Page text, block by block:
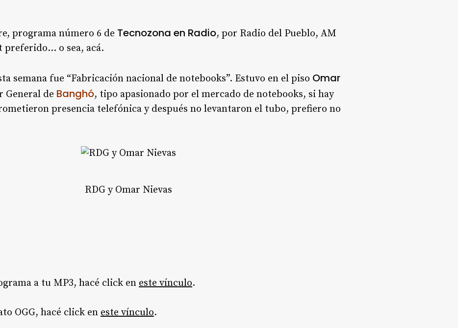
programa número 6 de Tecnozona en Radio, por Radio del Pueblo, AM
preferido… o sea, acá.
semana fue “Fabricación nacional de notebooks”. Estuvo en el piso Omar
General de Banghó, tipo apasionado por el mercado de notebooks, si hay
presencia telefónica y después no levantaron el tubo, prefiero no
RDG y Omar Nievas
a tu MP3, hacé click en este vínculo.
OGG, hacé click en este vínculo.